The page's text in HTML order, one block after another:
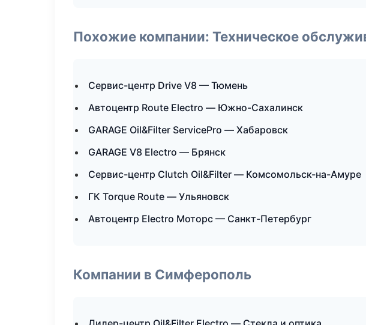
Похожие компании: Техническое
Сервис-центр Drive V8 — Тюмень
Автоцентр Route Electro — Южно-Сахалинск
GARAGE Oil&Filter ServicePro — Хабаровск
GARAGE V8 Electro — Брянск
Сервис-центр Clutch Oil&Filter — Комсомольск-на-Амуре
ГК Torque Route — Ульяновск
Автоцентр Electro Моторс — Санкт-Петербург
Компании в Симферополь